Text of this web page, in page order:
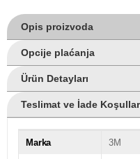
Opis proizvoda
Opcije plaćanja
Ürün Detayları
Teslimat ve İade
Marka 3M